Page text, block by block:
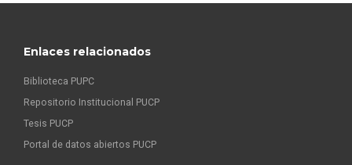
Enlaces relacionados
Biblioteca PUPC
Repositorio Institucional PUCP
Tesis PUCP
Portal de datos abiertos PUCP